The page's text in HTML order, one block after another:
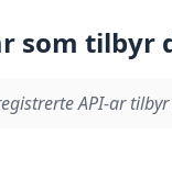
som tilbyr
API-ar